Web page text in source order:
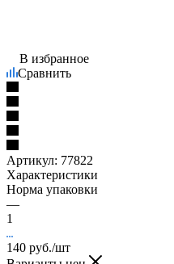
В избранное
Сравнить
Артикул: 77822
Характеристики
Норма упаковки
—
1
140 руб./шт